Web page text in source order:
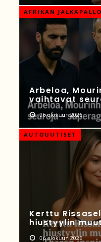
AFRIKAN JALKAPALLO
Arbeloa,
vaihtavat
06 elokuun 2026
AUTOUUTISET
Kerttu
hiustyylin
06 elokuun 2026